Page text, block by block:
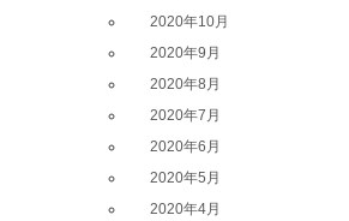
2020年10月
2020年9月
2020年8月
2020年7月
2020年6月
2020年5月
2020年4月